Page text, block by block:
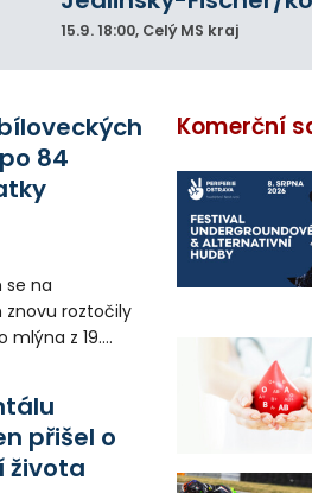
15.9.18:00, Celý MS kraj
84
se na
znovu roztočily
mlýna z 19.
přišel o
života
Komerční